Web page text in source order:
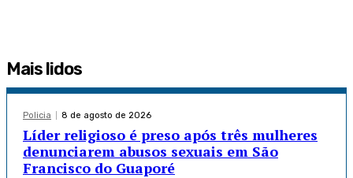
Mais lidos
Policia 8 de agosto de 2026
Líder religioso é preso após três mulheres
denunciarem abusos sexuais em São
Francisco do Guaporé